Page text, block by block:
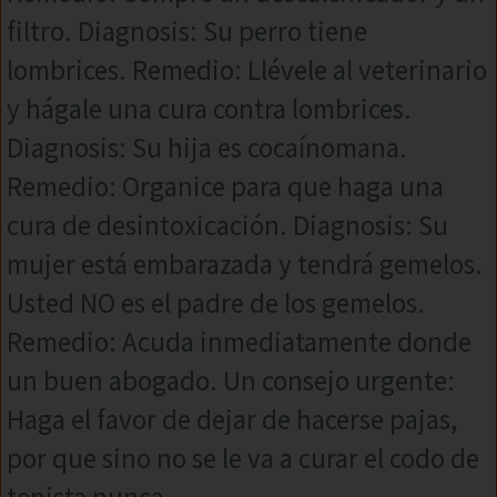
filtro. Diagnosis: Su perro tiene
lombrices. Remedio: Llévele al veterinario
y hágale una cura contra lombrices.
Diagnosis: Su hija es cocaínomana.
Remedio: Organice para que haga una
cura de desintoxicación. Diagnosis: Su
mujer está embarazada y tendrá gemelos.
Usted NO es el padre de los gemelos.
Remedio: Acuda inmediatamente donde
un buen abogado. Un consejo urgente:
Haga el favor de dejar de hacerse pajas,
por que sino no se le va a curar el codo de